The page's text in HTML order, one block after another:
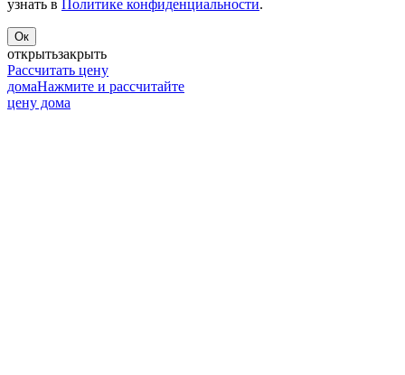
узнать в Политике конфиденциальности.
Ок
открытьзакрыть
Рассчитать цену
домаНажмите и рассчитайте
цену дома